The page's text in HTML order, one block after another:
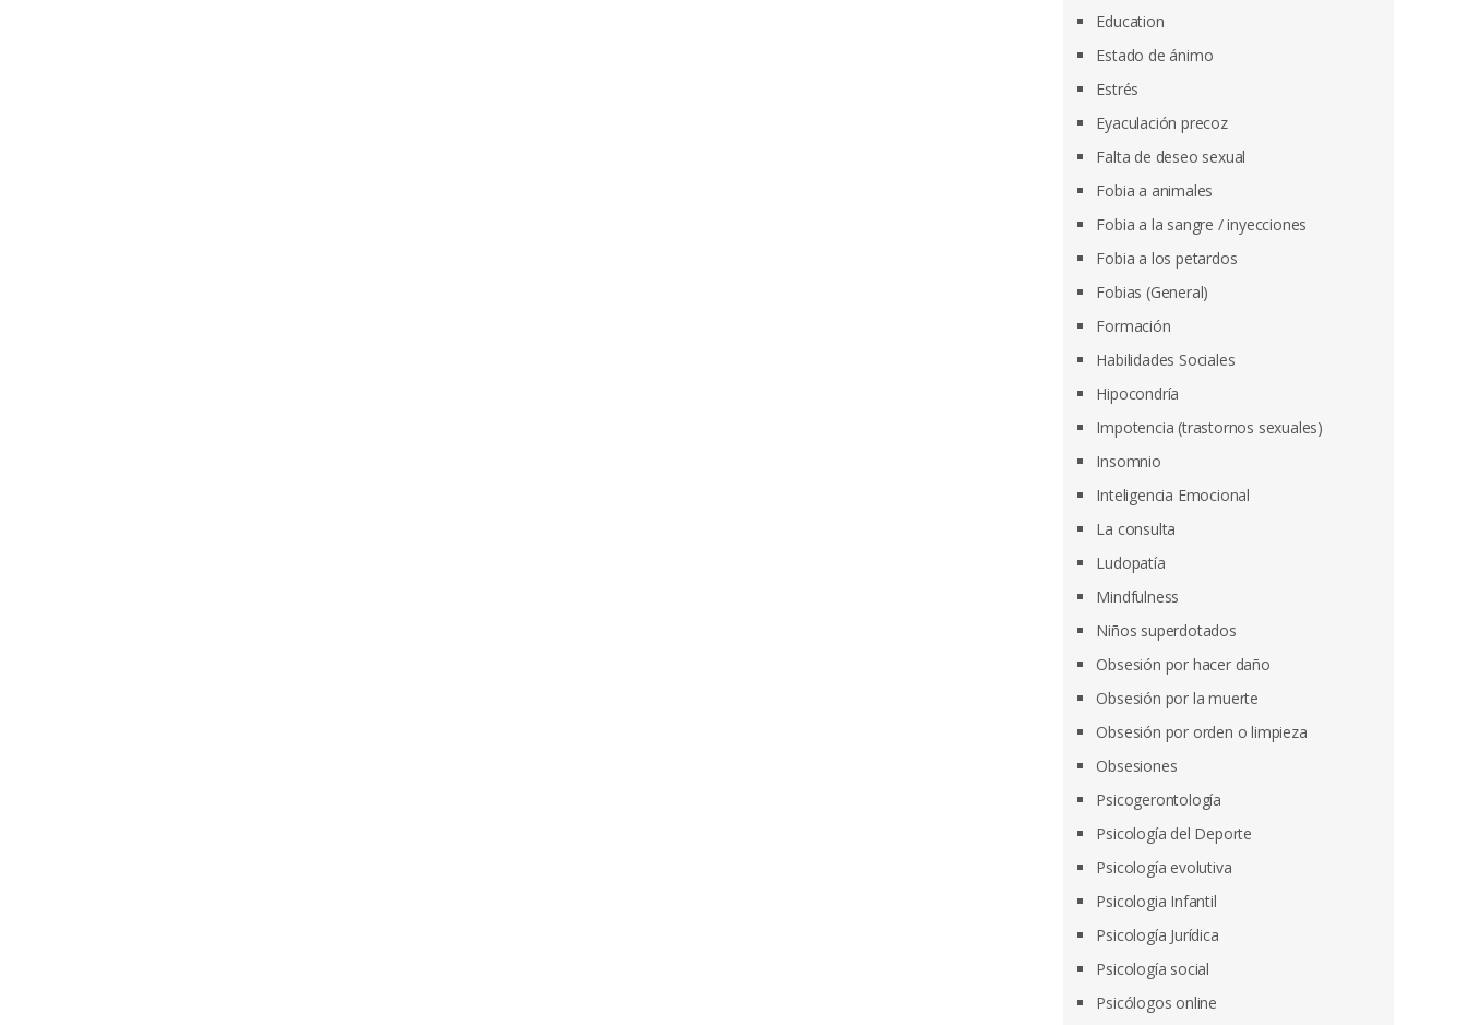
Education
Estado de ánimo
Estrés
Eyaculación precoz
Falta de deseo sexual
Fobia a animales
Fobia a la sangre / inyecciones
Fobia a los petardos
Fobias (General)
Formación
Habilidades Sociales
Hipocondría
Impotencia (trastornos sexuales)
Insomnio
Inteligencia Emocional
La consulta
Ludopatía
Mindfulness
Niños superdotados
Obsesión por hacer daño
Obsesión por la muerte
Obsesión por orden o limpieza
Obsesiones
Psicogerontología
Psicología del Deporte
Psicología evolutiva
Psicologia Infantil
Psicología Jurídica
Psicología social
Psicólogos online